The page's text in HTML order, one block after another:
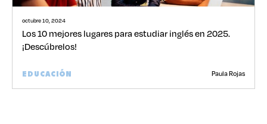
octubre 10, 2024
Los 10 mejores lugares para estudiar inglés en 2025.
¡Descúbrelos!
EDUCACIÓN Paula Rojas